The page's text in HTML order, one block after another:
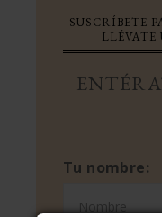
SUSCRÍBETE
Tu nombre: